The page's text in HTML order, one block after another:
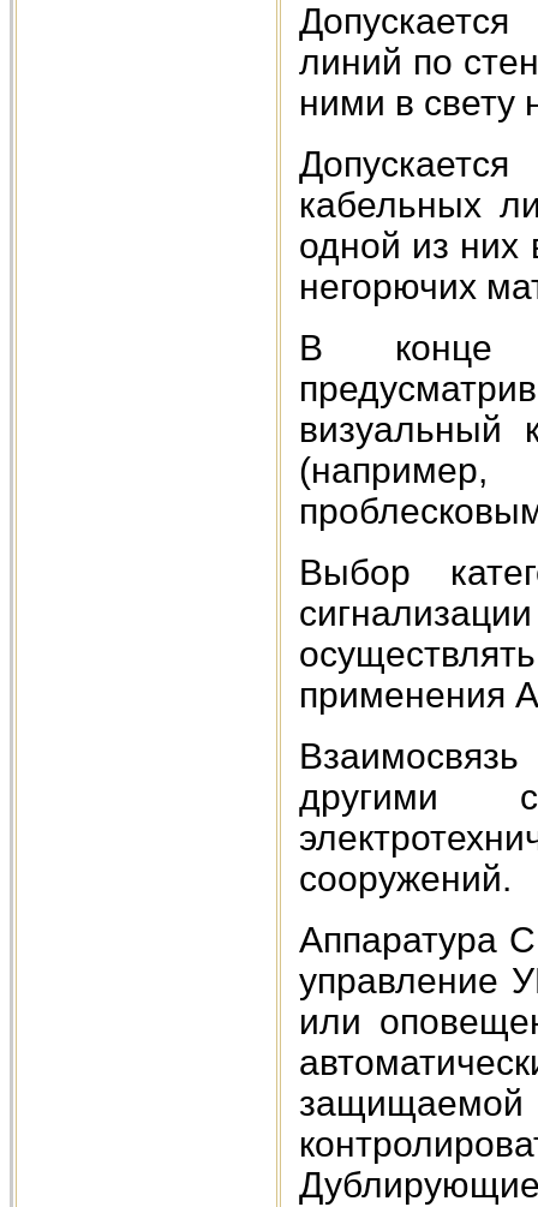
линий по
ними в свету
кабельных
одной из них
негорючих
В конце
визуальный
Выбор
применения
другими
сооружений.
Аппаратура
управление
или